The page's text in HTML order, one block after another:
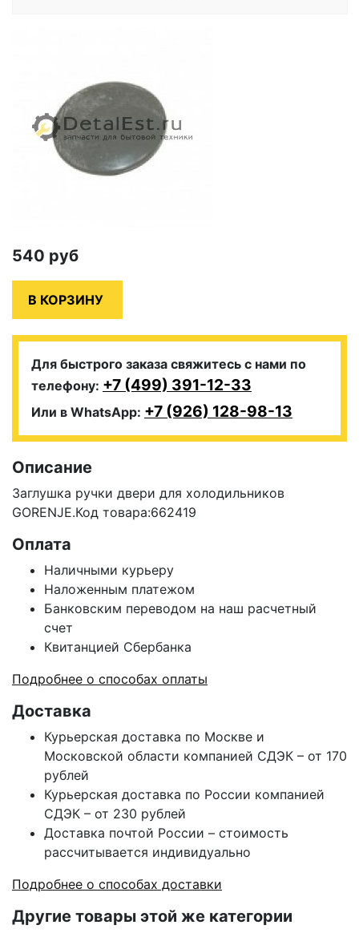
540 руб
Для быстрого заказа свяжитесь с нами по
телефону: +7 (499) 391-12-33
Или в WhatsApp: +7 (926) 128-98-13
Описание
Заглушка ручки двери для холодильников
GORENJE.Код товара:662419
Оплата
Наличными курьеру
Наложенным платежом
Банковским переводом на наш расчетный
счет
Квитанцией Сбербанка
Подробнее о способах оплаты
Доставка
Курьерская доставка по Москве и
Московской области компанией СДЭК – от 170
рублей
Курьерская доставка по России компанией
СДЭК – от 230 рублей
Доставка почтой России – стоимость
рассчитывается индивидуально
Подробнее о способах доставки
Другие товары этой же категории